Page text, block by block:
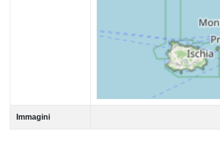
Immagini